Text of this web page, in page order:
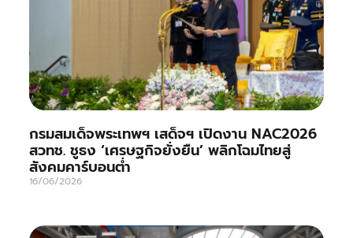
กรมสมเด็จพระเทพฯ เสด็จฯ เปิดงาน NAC2026
สวทช. ชูธง ‘เศรษฐกิจยั่งยืน’ พลิกโฉมไทยสู่
สังคมคาร์บอนต่ำ
16/06/2026